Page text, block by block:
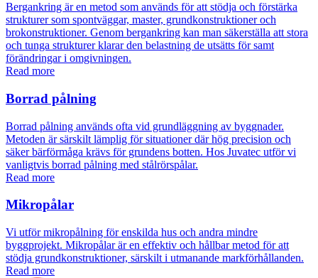
Bergankring är en metod som används för att stödja och förstärka
strukturer som spontväggar, master, grundkonstruktioner och
brokonstruktioner. Genom bergankring kan man säkerställa att stora
och tunga strukturer klarar den belastning de utsätts för samt
förändringar i omgivningen.
Read more
Borrad pålning
Borrad pålning används ofta vid grundläggning av byggnader.
Metoden är särskilt lämplig för situationer där hög precision och
säker bärförmåga krävs för grundens botten. Hos Juvatec utför vi
vanligtvis borrad pålning med stålrörspålar.
Read more
Mikropålar
Vi utför mikropålning för enskilda hus och andra mindre
byggprojekt. Mikropålar är en effektiv och hållbar metod för att
stödja grundkonstruktioner, särskilt i utmanande markförhållanden.
Read more